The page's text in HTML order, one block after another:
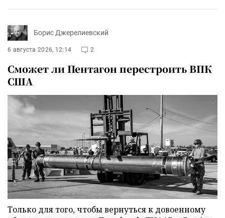
Борис Джерелиевский
6 августа 2026, 12:14 2
Сможет ли Пентагон перестроить ВПК
США
Только для того, чтобы вернуться к довоенному